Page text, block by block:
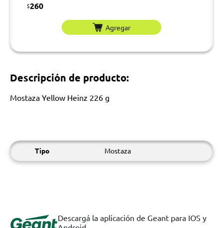
$260
Agregar
Descripción de producto:
Mostaza Yellow Heinz 226 g
Tipo Mostaza
Descargá la aplicación de Geant para IOS y